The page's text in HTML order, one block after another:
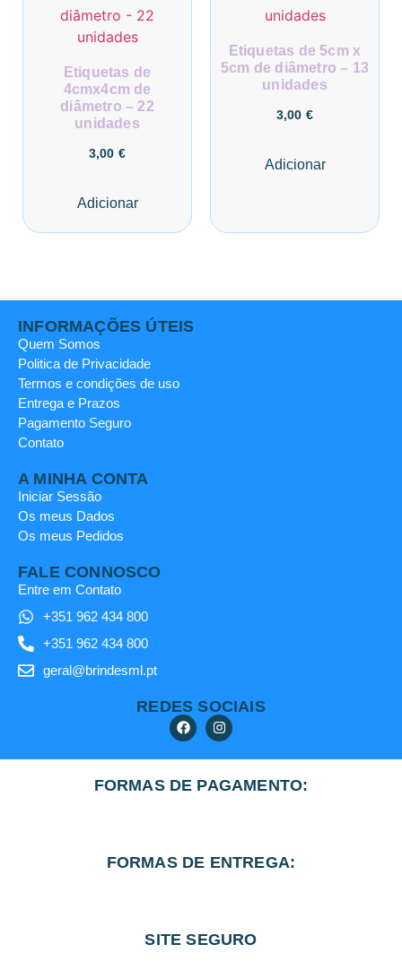
Etiquetas de
4cmx4cm de
diâmetro – 22
unidades
3,00 €
Adicionar
Etiquetas de 5cm x
5cm de diâmetro – 13
unidades
3,00 €
Adicionar
INFORMAÇÕES ÚTEIS
Quem Somos
Politica de Privacidade
Termos e condições de uso
Entrega e Prazos
Pagamento Seguro
Contato
A MINHA CONTA
Iniciar Sessão
Os meus Dados
Os meus Pedidos
FALE CONNOSCO
Entre em Contato
+351 962 434 800
+351 962 434 800
geral@brindesml.pt
REDES SOCIAIS
FORMAS DE PAGAMENTO:
FORMAS DE ENTREGA:
SITE SEGURO